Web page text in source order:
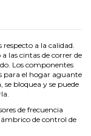
a la calidad.
las cintas de correr de
Los componentes
para el hogar aguante
se bloquea y se puede
de frecuencia
de control de